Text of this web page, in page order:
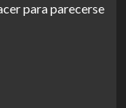
para parecerse